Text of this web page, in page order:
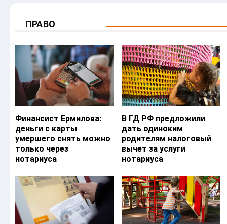
ПРАВО
Финансист Ермилова:
деньги с карты
умершего снять можно
только через
нотариуса
В ГД РФ предложили
дать одиноким
родителям налоговый
вычет за услуги
нотариуса